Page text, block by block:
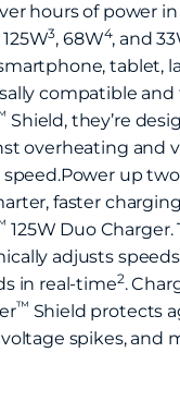
hours of power
3, 68W4, and
tablet,
compatible
Shield, they’re
overheating and
Power up
faster
125W Duo
adjusts
in real-time2.
™ Shield protects
spikes, and